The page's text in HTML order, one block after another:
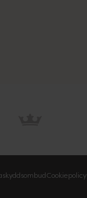
Cookiepolicy